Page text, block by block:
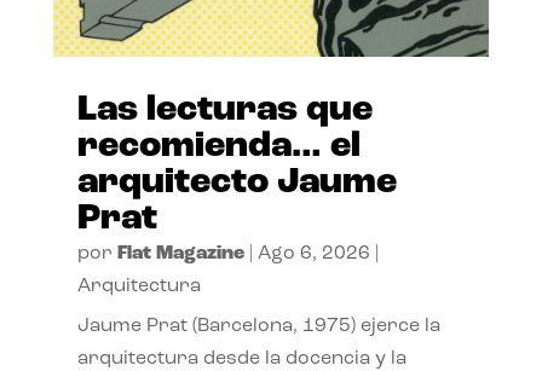
Las lecturas que
recomienda… el
arquitecto Jaume
Prat
por Flat Magazine| Ago 6, 2026
Arquitectura
Jaume Prat (Barcelona, 1975) ejerce la
arquitectura desde la docencia y la